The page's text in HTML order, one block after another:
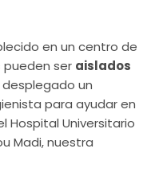
en un centro de
ser aislados
desplegado un
para ayudar en
Hospital Universitario
Madi, nuestra